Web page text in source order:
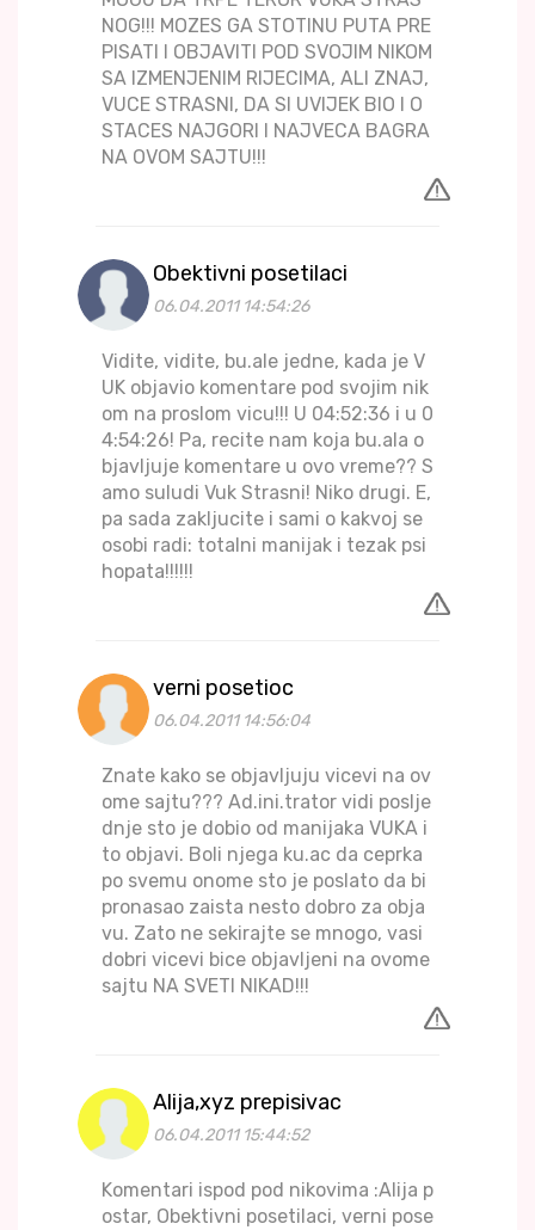
NOG!!! MOZES GA STOTINU PUTA PRE
PISATI I OBJAVITI POD SVOJIM NIKOM
SA IZMENJENIM RIJECIMA, ALI ZNAJ,
VUCE STRASNI, DA SI UVIJEK BIO I O
STACES NAJGORI I NAJVECA BAGRA
NA OVOM SAJTU!!!
Obektivni posetilaci
06.04.2011 14:54:26
Vidite, vidite, bu.ale jedne, kada je V
UK objavio komentare pod svojim nik
om na proslom vicu!!! U 04:52:36 i u 0
4:54:26! Pa, recite nam koja bu.ala o
bjavljuje komentare u ovo vreme?? S
amo suludi Vuk Strasni! Niko drugi. E,
pa sada zakljucite i sami o kakvoj se
osobi radi: totalni manijak i tezak psi
hopata!!!!!!
verni posetioc
06.04.2011 14:56:04
Znate kako se objavljuju vicevi na ov
ome sajtu??? Ad.ini.trator vidi poslje
dnje sto je dobio od manijaka VUKA i
to objavi. Boli njega ku.ac da ceprka
po svemu onome sto je poslato da bi
pronasao zaista nesto dobro za obja
vu. Zato ne sekirajte se mnogo, vasi
dobri vicevi bice objavljeni na ovome
sajtu NA SVETI NIKAD!!!
Alija,xyz prepisivac
06.04.2011 15:44:52
Komentari ispod pod nikovima :Alija p
ostar, Obektivni posetilaci, verni pose